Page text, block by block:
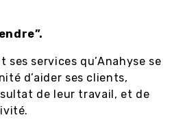
ses services qu’Anahyse se
d’aider ses clients,
de leur travail, et de